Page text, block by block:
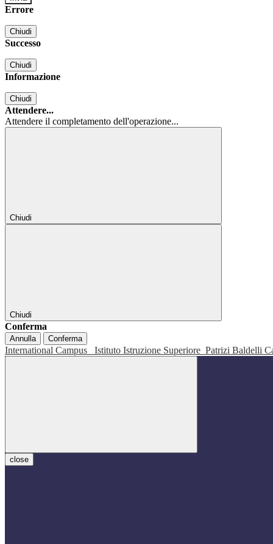
Errore
Chiudi
Successo
Chiudi
Informazione
Chiudi
Attendere...
Attendere il completamento dell'operazione...
Chiudi
Chiudi
Conferma
Annulla Conferma
International Campus Istituto Istruzione Superiore Patrizi Baldelli
close